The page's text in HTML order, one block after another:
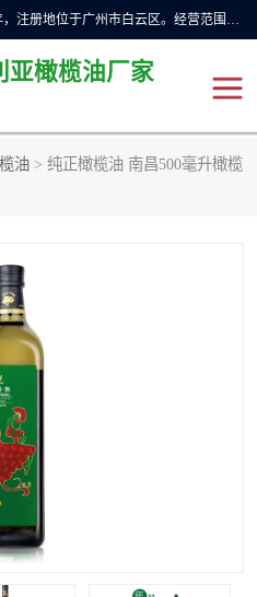
广州维圣橄榄油有限公司成立于2013年，注册地位于广州市白云区。经营范围包括饲料原料销售;畜牧渔业饲料销售;化妆品批发;贸易经纪;食品进出口等，主要产品有：橄榄果渣油，橄榄油，纯橄榄油等。
亚橄榄油厂家
油 > 纯正橄榄油 南昌500毫升橄榄